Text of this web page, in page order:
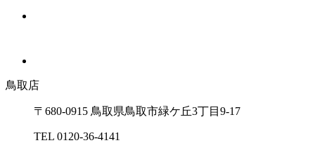
鳥取店
〒680-0915 ⿃取県⿃取市緑ケ丘3丁⽬9-17
TEL 0120-36-4141